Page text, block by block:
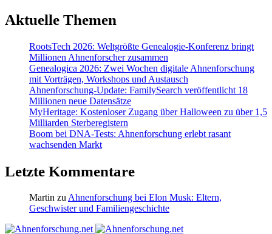
Aktuelle Themen
RootsTech 2026: Weltgrößte Genealogie-Konferenz bringt
Millionen Ahnenforscher zusammen
Genealogica 2026: Zwei Wochen digitale Ahnenforschung
mit Vorträgen, Workshops und Austausch
Ahnenforschung-Update: FamilySearch veröffentlicht 18
Millionen neue Datensätze
MyHeritage: Kostenloser Zugang über Halloween zu über 1,5
Milliarden Sterberegistern
Boom bei DNA-Tests: Ahnenforschung erlebt rasant
wachsenden Markt
Letzte Kommentare
Martin zu Ahnenforschung bei Elon Musk: Eltern,
Geschwister und Familiengeschichte